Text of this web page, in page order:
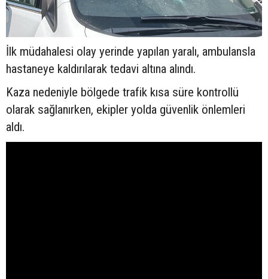
İlk müdahalesi olay yerinde yapılan yaralı, ambulansla
hastaneye kaldırılarak tedavi altına alındı.
Kaza nedeniyle bölgede trafik kısa süre kontrollü
olarak sağlanırken, ekipler yolda güvenlik önlemleri
aldı.